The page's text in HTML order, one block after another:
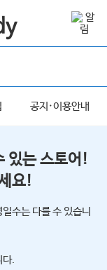
공지·이용안내
있는 스토어!
요!
수는 다를 수 있습니
다.